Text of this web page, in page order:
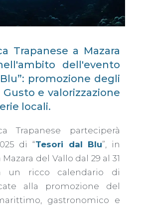
Trapanese a Mazara
dell'evento
promozione degli
e valorizzazione
locali.
Trapanese parteciperà
di “Tesori dal Blu”, in
del Vallo dal 29 al 31
un ricco calendario di
alla promozione del
gastronomico e